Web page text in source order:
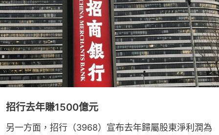
招行去年賺1500億元
另一方面，招行（3968）宣布去年歸屬股東淨利潤為